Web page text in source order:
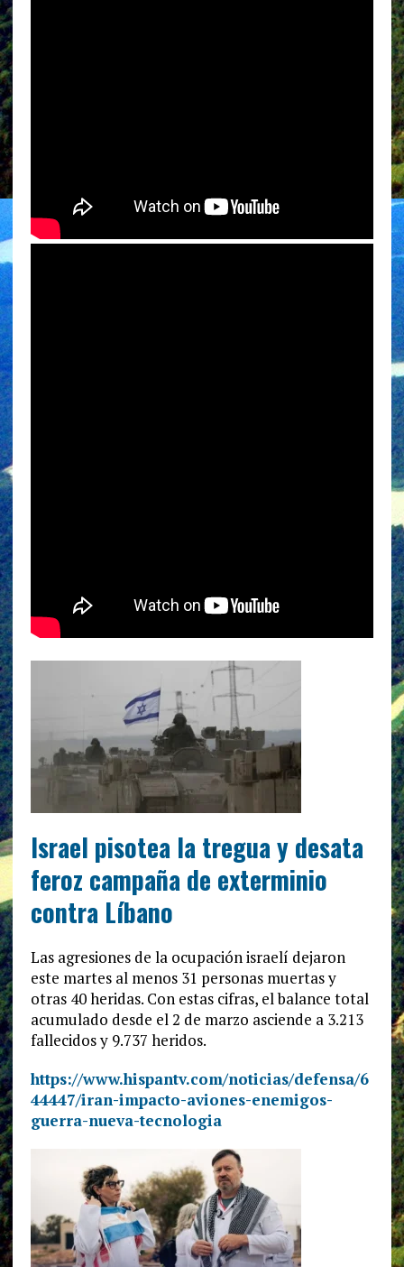
Israel pisotea la tregua y desata
feroz campaña de exterminio
contra Líbano
Las agresiones de la ocupación israelí dejaron
este martes al menos 31 personas muertas y
otras 40 heridas. Con estas cifras, el balance total
acumulado desde el 2 de marzo asciende a 3.213
fallecidos y 9.737 heridos.
https://www.hispantv.com/noticias/defensa/6
44447/iran-impacto-aviones-enemigos-
guerra-nueva-tecnologia